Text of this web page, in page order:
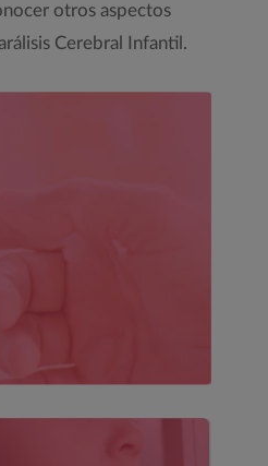
otros aspectos
Cerebral Infantil.